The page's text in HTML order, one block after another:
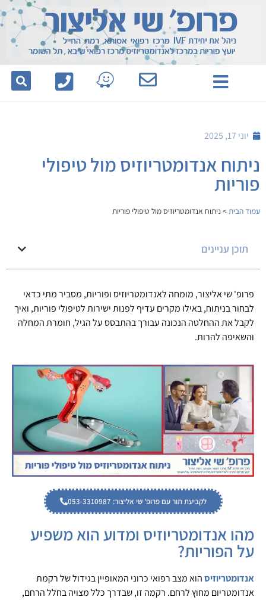
יוני 17, 2025
ניתוח אנדומטריוזיס מול טיפולי
פוריות
עמוד הבית> ניתוח אנדומטריוזיס מול טיפולי פוריות
תוכן עניינים
פרופ' שי אליצור, מומחה לאנדומטריוזיס ופוריות, מסביר מתי כדאי
לבחור בניתוח, באילו מקרים עדיף לפנות ישירות לטיפולי פוריות, ואיך
לקבל את ההחלטה הנכונה עבורך בהתבסס על הגיל, חומרת המחלה
והשאיפה להרות.
לקביעת תור עם פרופ' שי אליצור: 053-3310987
מהו אנדומטריוזיס ומדוע הוא משפיע
על הפוריות?
אנדומטריוזיסהוא מצב רפואי כרוני המאופיין בגידול של רקמת
אנדומטריום מחוץ לרחם. רקמה זו, שבדרך כלל מצויה בחלל הרחם,